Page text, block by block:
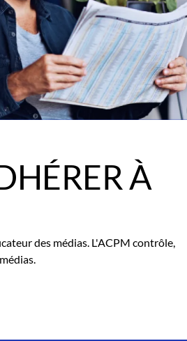
À
des médias. L'ACPM contrôle,